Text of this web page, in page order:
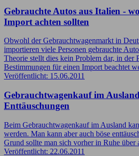
Gebrauchte Autos aus Italien -
Import achten sollten
Obwohl der Gebrauchtwagenmarkt in
importieren viele Personen gebrauchte
Theorie stellt dies kein Problem dar, in der
Bestimmungen für einen Import beachtet
Veröffentlicht: 15.06.2011
Gebrauchtwagenkauf im
Enttäuschungen
Beim Gebrauchtwagenkauf im Ausland
werden. Man kann aber auch böse
Grund sollte man sich vorher in Ruhe über
Veröffentlicht: 22.06.2011